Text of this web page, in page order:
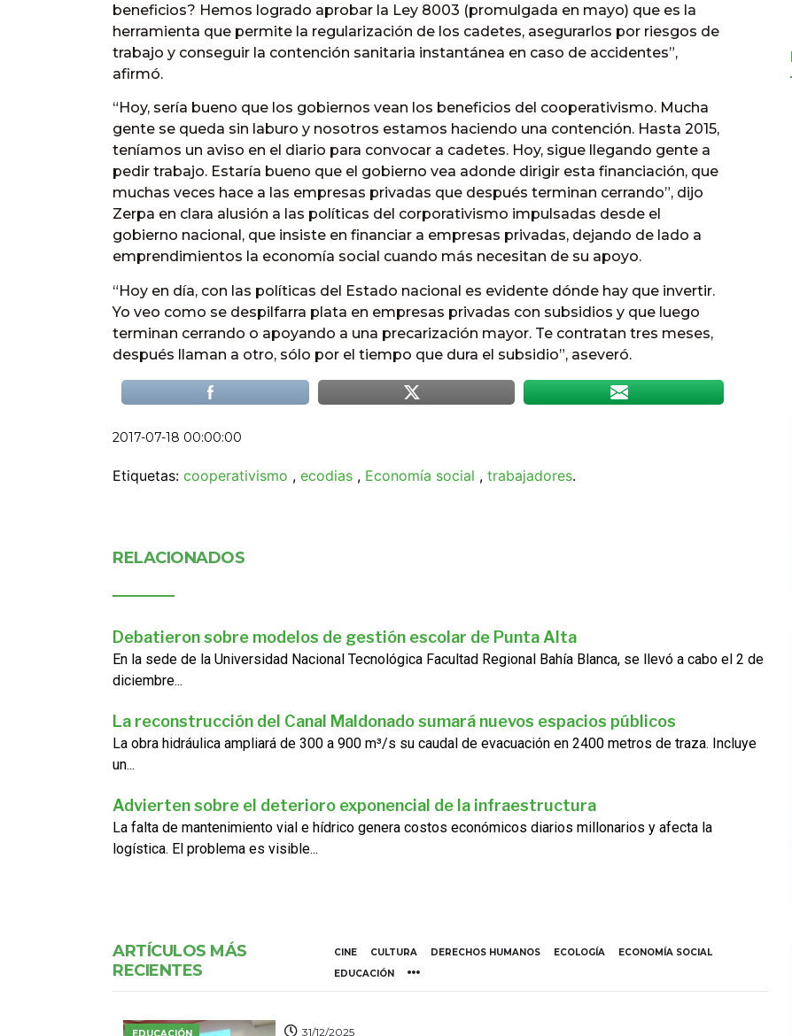
beneficios? Hemos logrado aprobar la Ley 8003 (promulgada en mayo) que es la
herramienta que permite la regularización de los cadetes, asegurarlos por riesgos de
trabajo y conseguir la contención sanitaria instantánea en caso de accidentes”,
afirmó.
“Hoy, sería bueno que los gobiernos vean los beneficios del cooperativismo. Mucha
gente se queda sin laburo y nosotros estamos haciendo una contención. Hasta 2015,
teníamos un aviso en el diario para convocar a cadetes. Hoy, sigue llegando gente a
pedir trabajo. Estaría bueno que el gobierno vea adonde dirigir esta financiación, que
muchas veces hace a las empresas privadas que después terminan cerrando”, dijo
Zerpa en clara alusión a las políticas del corporativismo impulsadas desde el
gobierno nacional, que insiste en financiar a empresas privadas, dejando de lado a
emprendimientos la economía social cuando más necesitan de su apoyo.
“Hoy en día, con las políticas del Estado nacional es evidente dónde hay que invertir.
Yo veo como se despilfarra plata en empresas privadas con subsidios y que luego
terminan cerrando o apoyando a una precarización mayor. Te contratan tres meses,
después llaman a otro, sólo por el tiempo que dura el subsidio”, aseveró.
2017-07-18 00:00:00
Etiquetas: cooperativismo , ecodias , Economía social , trabajadores.
RELACIONADOS
Debatieron sobre modelos de gestión escolar de Punta Alta
En la sede de la Universidad Nacional Tecnológica Facultad Regional Bahía Blanca, se llevó a cabo el 2 de
diciembre...
La reconstrucción del Canal Maldonado sumará nuevos espacios públicos
La obra hidráulica ampliará de 300 a 900 m³/s su caudal de evacuación en 2400 metros de traza. Incluye
un...
Advierten sobre el deterioro exponencial de la infraestructura
La falta de mantenimiento vial e hídrico genera costos económicos diarios millonarios y afecta la
logística. El problema es visible...
ARTÍCULOS MÁS
RECIENTES
CINE CULTURA DERECHOS HUMANOS ECOLOGÍA
ECONOMÍA SOCIAL
EDUCACIÓN
31/12/2025